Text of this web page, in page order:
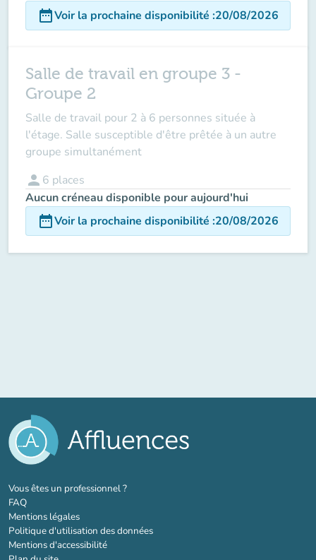
date_rangeVoir la prochaine disponibilité :20/08/2026
Salle de travail en groupe 3 -
Groupe 2
Salle de travail pour 2 à 6 personnes située à
l'étage. Salle susceptible d'être prêtée à un autre
groupe simultanément
person 6 places
Aucun créneau disponible pour aujourd'hui
date_rangeVoir la prochaine disponibilité :20/08/2026
Vous êtes un professionnel ?(nouvel onglet)
FAQ
Mentions légales
Politique d'utilisation des données
Mentions d'accessibilité